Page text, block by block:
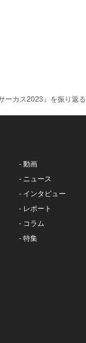
ーカス2023』を振り返る
- 動画
- ニュース
- インタビュー
- レポート
- コラム
- 特集